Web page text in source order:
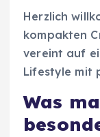
Herzlich
kompakten
vereint auf
Lifestyle mit
Was